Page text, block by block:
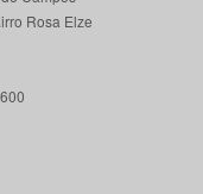
Rosa Elze